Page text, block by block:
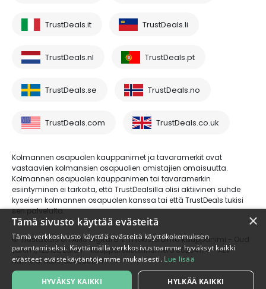
TrustDeals.it TrustDeals.li
TrustDeals.nl TrustDeals.pt
TrustDeals.se TrustDeals.no
TrustDeals.com TrustDeals.co.uk
Kolmannen osapuolen kauppanimet ja tavaramerkit ovat
vastaavien kolmansien osapuolien omistajien omaisuutta.
Kolmannen osapuolen kauppanimen tai tavaramerkin
esiintyminen ei tarkoita, että TrustDealsilla olisi aktiivinen suhde
kyseisen kolmannen osapuolen kanssa tai että TrustDeals tukisi
sen palveluita.
© Trustdeals on AMS Digital B.V.:n rekisteröimä kauppanimi - Oud
Laren 1, 1251BL, Laren - kaupparekisterinumero 80264174 - ALV-
numero: NL861609360B01
×
Tämä sivusto käyttää evästeitä
Tämä verkkosivusto käyttää evästeitä käyttökokemuksen
parantamiseksi. Käyttämällä verkkosivustoamme hyväksyt kaikki
evästeet evästekäytäntöjemme mukaisesti. Lue lisää
HYVÄKSY KAIKKI HYLKÄÄ KAIKKI